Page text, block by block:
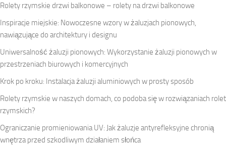
Rolety rzymskie drzwi balkonowe – rolety na drzwi balkonowe
Inspiracje miejskie: Nowoczesne wzory w żaluzjach pionowych,
nawiązujące do architektury i designu
Uniwersalność żaluzji pionowych: Wykorzystanie żaluzji pionowych w
przestrzeniach biurowych i komercyjnych
Krok po kroku: Instalacja żaluzji aluminiowych w prosty sposób
Rolety rzymskie w naszych domach, co podoba się w rozwiązaniach rolet
rzymskich?
Ograniczanie promieniowania UV: Jak żaluzje antyrefleksyjne chronią
wnętrza przed szkodliwym działaniem słońca